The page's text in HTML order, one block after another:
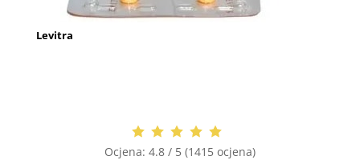
Levitra
Ocjena: 4.8 / 5 (1415 ocjena)